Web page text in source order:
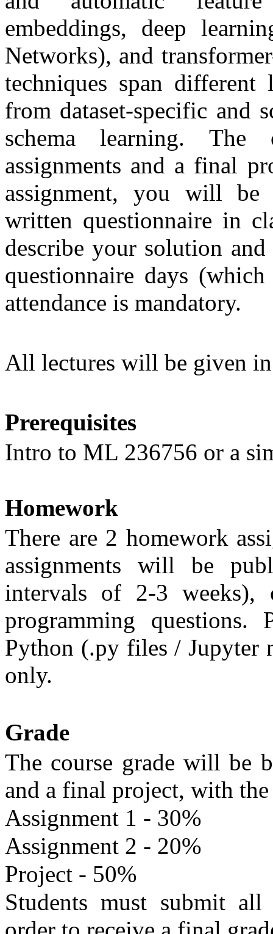
embeddings, deep
Networks), and
techniques span
from dataset-specific and
schema learning. The
assignments and a final
assignment, you will be
written questionnaire in
describe your solution
questionnaire days
attendance is mandatory.
All lectures will be given
Prerequisites
Intro to ML 236756 or a
Homework
There are 2 homework
assignments will be
intervals of 2-3 weeks),
programming
Python (.py files / Jupyter
only.
Grade
The course grade will be
and a final project, with
Assignment 1 - 30%
Assignment 2 - 20%
Project - 50%
Students must submit